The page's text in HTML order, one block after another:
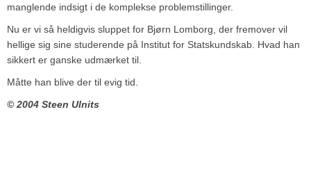
manglende indsigt i de komplekse problemstillinger.
Nu er vi så heldigvis sluppet for Bjørn Lomborg, der fremover vil
hellige sig sine studerende på Institut for Statskundskab. Hvad han
sikkert er ganske udmærket til.
Måtte han blive der til evig tid.
© 2004 Steen Ulnits